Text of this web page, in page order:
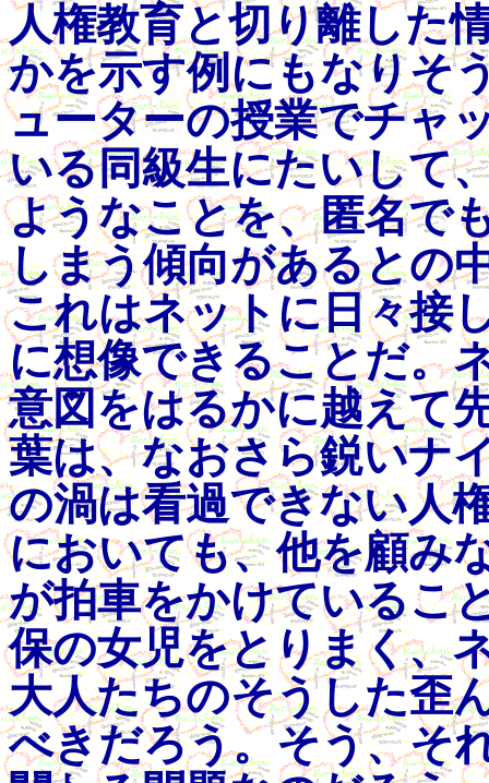
人権教育と切り離した
かを示す例にもなりそ
ューターの授業でチャ
いる同級生にたいして
ようなことを、匿名で
しまう傾向があるとの
これはネットに日々接
に想像できることだ。
意図をはるかに越えて
葉は、なおさら鋭いナ
の渦は看過できない人
においても、他を顧み
が拍車をかけているこ
保の女児をとりまく、
大人たちのそうした歪
べきだろう。そう、そ